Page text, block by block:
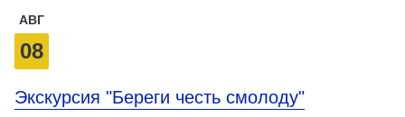
АВГ
08
Экскурсия "Береги честь смолоду"